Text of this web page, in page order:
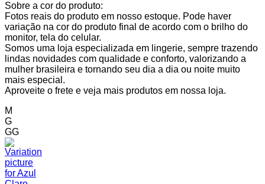
Sobre a cor do produto:
Fotos reais do produto em nosso estoque. Pode haver
variação na cor do produto final de acordo com o brilho do
monitor, tela do celular.
Somos uma loja especializada em lingerie, sempre trazendo
lindas novidades com qualidade e conforto, valorizando a
mulher brasileira e tornando seu dia a dia ou noite muito
mais especial.
Aproveite o frete e veja mais produtos em nossa loja.
M
G
GG